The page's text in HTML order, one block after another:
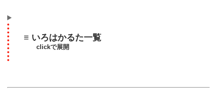
≡ いろはかるた一覧
clickで展開